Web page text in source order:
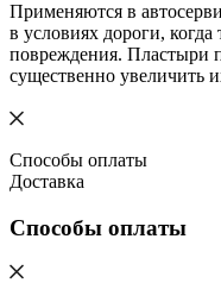
Применяются в
в условиях дороги, когда
повреждения. Пластыри
существенно увеличить
Способы оплаты
Доставка
Способы оплаты